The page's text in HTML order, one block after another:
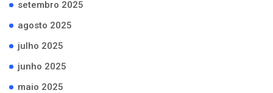
setembro 2025
agosto 2025
julho 2025
junho 2025
maio 2025